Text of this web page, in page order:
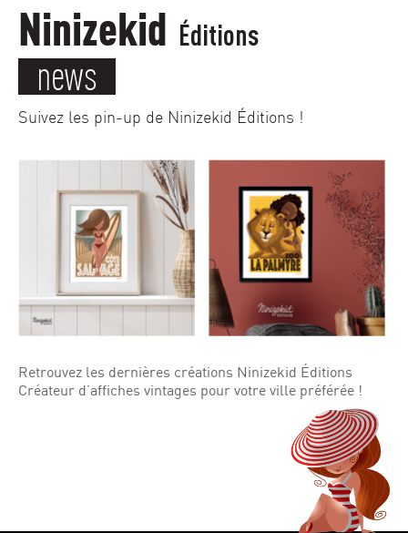
Ninizekid Éditions
news
Suivez les pin-up de Ninizekid Éditions !
Retrouvez les dernières créations Ninizekid Éditions
Créateur d’affiches vintages pour votre ville préférée !